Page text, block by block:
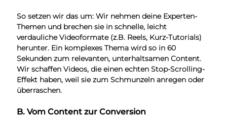
So setzen wir das um: Wir nehmen deine Experten-
Themen und brechen sie in schnelle, leicht
verdauliche Videoformate (z.B. Reels, Kurz-Tutorials)
herunter. Ein komplexes Thema wird so in 60
Sekunden zum relevanten, unterhaltsamen Content.
Wir schaffen Videos, die einen echten Stop-Scrolling-
Effekt haben, weil sie zum Schmunzeln anregen oder
überraschen.
B. Vom Content zur Conversion